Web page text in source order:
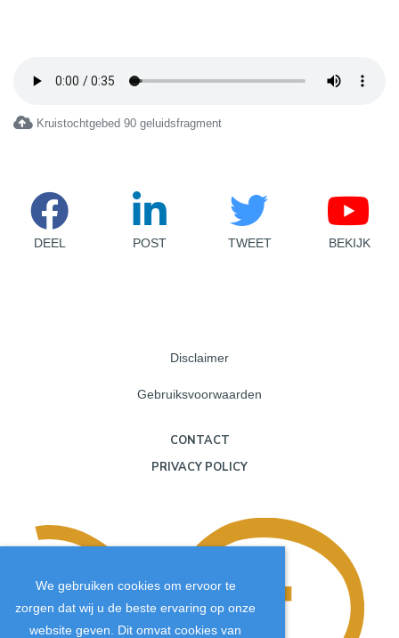
Kruistochtgebed 90 geluidsfragment
DEEL POST TWEET BEKIJK
Disclaimer
Gebruiksvoorwaarden
CONTACT
PRIVACY POLICY
We gebruiken cookies om ervoor te
zorgen dat wij u de beste ervaring op onze
website geven. Dit omvat cookies van